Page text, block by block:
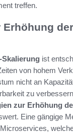
treffen.
Skalierung ist
von hohem
nicht an
zu
zur Erhöhung
Eine gängige